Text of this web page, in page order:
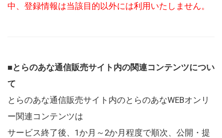
中、登録情報は当該目的以外には利用いたしません。
■とらのあな通信販売サイト内の関連コンテンツについ
て
とらのあな通信販売サイト内のとらのあなWEBオンリ
ー関連コンテンツは
サービス終了後、1か月～2か月程度で順次、公開・提